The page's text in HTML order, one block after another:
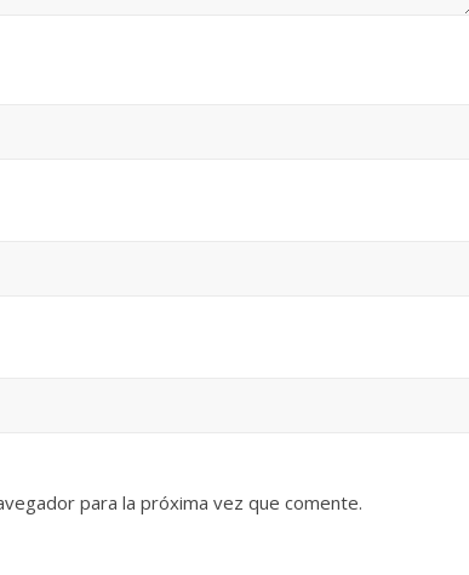
para la próxima vez que comente.